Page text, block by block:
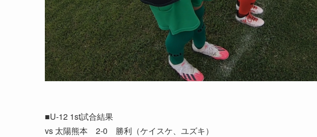
■U-12 1st試合結果
vs 太陽熊本 2-0 勝利（ケイスケ、ユズキ）